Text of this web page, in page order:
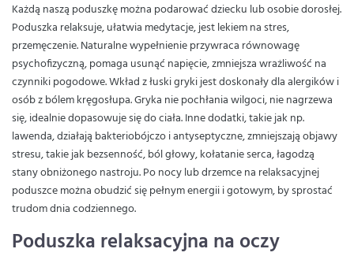
Każdą naszą poduszkę można podarować dziecku lub osobie dorosłej.
Poduszka relaksuje, ułatwia medytacje, jest lekiem na stres,
przemęczenie. Naturalne wypełnienie przywraca równowagę
psychofizyczną, pomaga usunąć napięcie, zmniejsza wrażliwość na
czynniki pogodowe. Wkład z łuski gryki jest doskonały dla alergików i
osób z bólem kręgosłupa. Gryka nie pochłania wilgoci, nie nagrzewa
się, idealnie dopasowuje się do ciała. Inne dodatki, takie jak np.
lawenda, działają bakteriobójczo i antyseptyczne, zmniejszają objawy
stresu, takie jak bezsenność, ból głowy, kołatanie serca, łagodzą
stany obniżonego nastroju. Po nocy lub drzemce na relaksacyjnej
poduszce można obudzić się pełnym energii i gotowym, by sprostać
trudom dnia codziennego.
Poduszka relaksacyjna na oczy